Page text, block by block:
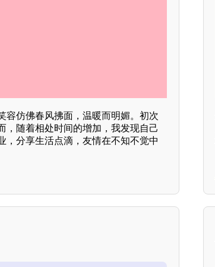
容仿佛春风拂面，温暖而明媚。初次
，随着相处时间的增加，我发现自己
，分享生活点滴，友情在不知不觉中